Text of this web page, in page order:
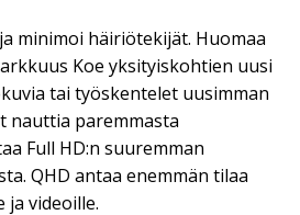
minimoi häiriötekijät. Huomaa
Koe yksityiskohtien uusi
tai työskentelet uusimman
nauttia paremmasta
Full HD:n suuremman
QHD antaa enemmän tilaa
ja videoille.